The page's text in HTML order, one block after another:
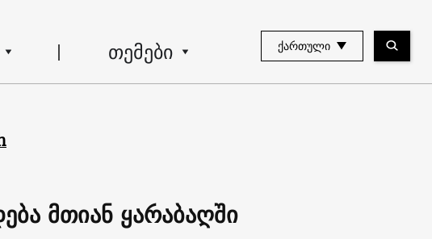
თემები ᲥᲐᲠᲗᲣᲚᲘ
მთიან ყარაბაღში